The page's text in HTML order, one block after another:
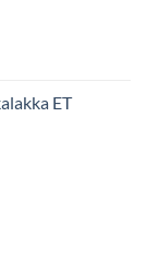
ET